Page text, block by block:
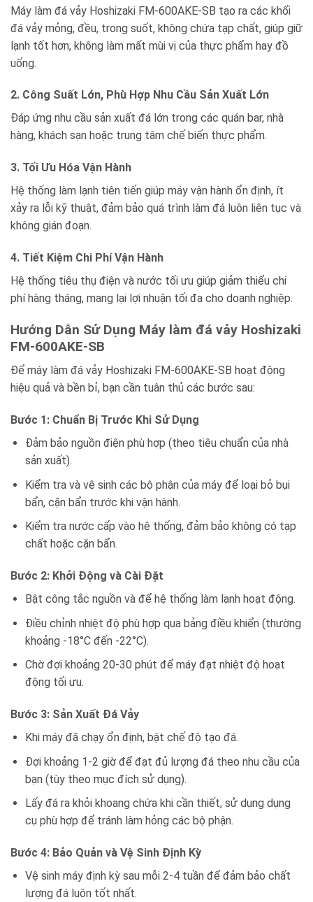
Máy làm đá vảy Hoshizaki FM-600AKE-SB tạo ra các khối
đá vảy mỏng, đều, trong suốt, không chứa tạp chất, giúp giữ
lạnh tốt hơn, không làm mất mùi vị của thực phẩm hay đồ
uống.
2. Công Suất Lớn, Phù Hợp Nhu Cầu Sản Xuất Lớn
Đáp ứng nhu cầu sản xuất đá lớn trong các quán bar, nhà
hàng, khách sạn hoặc trung tâm chế biến thực phẩm.
3. Tối Ưu Hóa Vận Hành
Hệ thống làm lạnh tiên tiến giúp máy vận hành ổn định, ít
xảy ra lỗi kỹ thuật, đảm bảo quá trình làm đá luôn liên tục và
không gián đoạn.
4. Tiết Kiệm Chi Phí Vận Hành
Hệ thống tiêu thụ điện và nước tối ưu giúp giảm thiểu chi
phí hàng tháng, mang lại lợi nhuận tối đa cho doanh nghiệp.
Hướng Dẫn Sử Dụng Máy làm đá vảy Hoshizaki
FM-600AKE-SB
Để máy làm đá vảy Hoshizaki FM-600AKE-SB hoạt động
hiệu quả và bền bỉ, bạn cần tuân thủ các bước sau:
Bước 1: Chuẩn Bị Trước Khi Sử Dụng
Đảm bảo nguồn điện phù hợp (theo tiêu chuẩn của nhà
sản xuất).
Kiểm tra và vệ sinh các bộ phận của máy để loại bỏ bụi
bẩn, cặn bẩn trước khi vận hành.
Kiểm tra nước cấp vào hệ thống, đảm bảo không có tạp
chất hoặc cặn bẩn.
Bước 2: Khởi Động và Cài Đặt
Bật công tắc nguồn và để hệ thống làm lạnh hoạt động.
Điều chỉnh nhiệt độ phù hợp qua bảng điều khiển (thường
khoảng -18°C đến -22°C).
Chờ đợi khoảng 20-30 phút để máy đạt nhiệt độ hoạt
động tối ưu.
Bước 3: Sản Xuất Đá Vảy
Khi máy đã chạy ổn định, bật chế độ tạo đá.
Đợi khoảng 1-2 giờ để đạt đủ lượng đá theo nhu cầu của
bạn (tùy theo mục đích sử dụng).
Lấy đá ra khỏi khoang chứa khi cần thiết, sử dụng dụng
cụ phù hợp để tránh làm hỏng các bộ phận.
Bước 4: Bảo Quản và Vệ Sinh Định Kỳ
Vệ sinh máy định kỳ sau mỗi 2-4 tuần để đảm bảo chất
lượng đá luôn tốt nhất.